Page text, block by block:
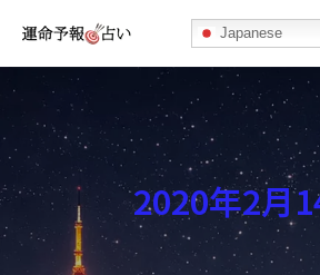
Japanese
運命予報占い
運命予報占いとは
あなたの所属部屋を探そう！
最恐の相性占い
2020年2月